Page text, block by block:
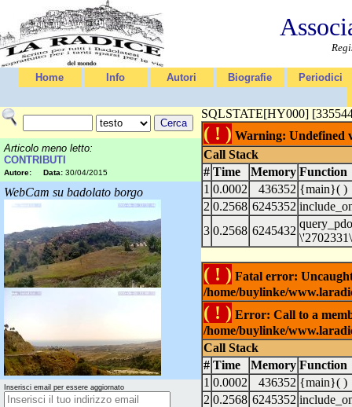
Home Info Autori Biografie Periodici
Articolo meno letto:
CONTRIBUTI
Autore: Data: 30/04/2015
WebCam su badolato borgo
Inserisci email per essere aggiornato
SQLSTATE[HY000]
( ! ) Warning: Undefined
Call Stack
# Time Memory Function
1 0.0002 436352 {main}( )
2 0.2568 6245352
3 0.2568 6245432
( ! ) Fatal error:
/home/buylinke/
( ! ) Error: Call to a
/home/buylinke/
Call Stack
# Time Memory Function
1 0.0002 436352 {main}( )
2 0.2568 6245352